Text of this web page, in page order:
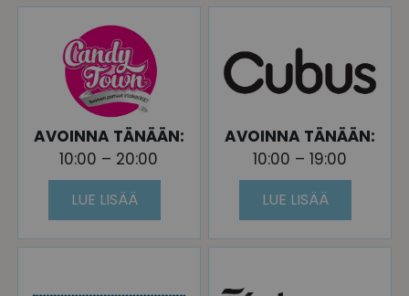
AVOINNA TÄNÄÄN:
10:00 – 20:00
LUE LISÄÄ
AVOINNA TÄNÄÄN:
10:00 – 19:00
LUE LISÄÄ